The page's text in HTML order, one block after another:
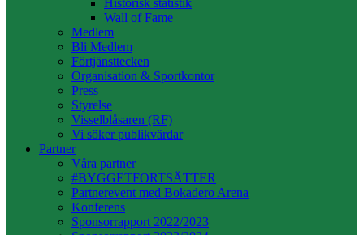
Historisk statistik
Wall of Fame
Medlem
Bli Medlem
Förtjänsttecken
Organisation & Sportkontor
Press
Styrelse
Visselblåsaren (RF)
Vi söker publikvärdar
Partner
Våra partner
#BYGGETFORTSÄTTER
Partnerevent med Bokadero Arena
Konferens
Sponsorrapport 2022/2023